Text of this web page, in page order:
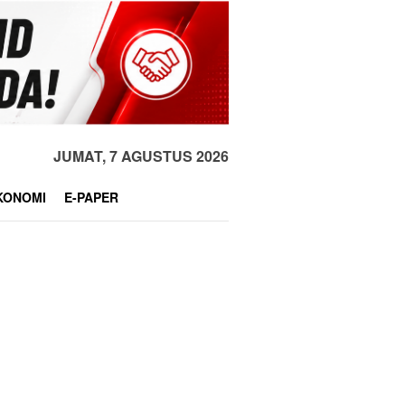
JUMAT, 7 AGUSTUS 2026
E-PAPER